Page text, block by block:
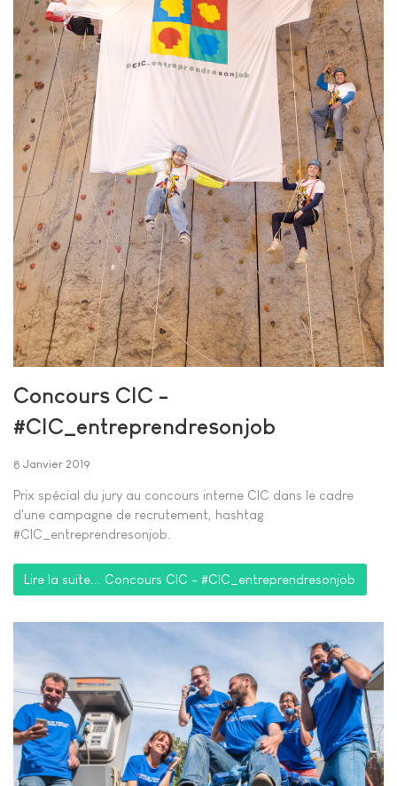
Concours CIC -
#CIC_entreprendresonjob
8 Janvier 2019
Prix spécial du jury au concours interne CIC dans le cadre
d'une campagne de recrutement, hashtag
#CIC_entreprendresonjob.
Lire la suite... Concours CIC - #CIC_entreprendresonjob